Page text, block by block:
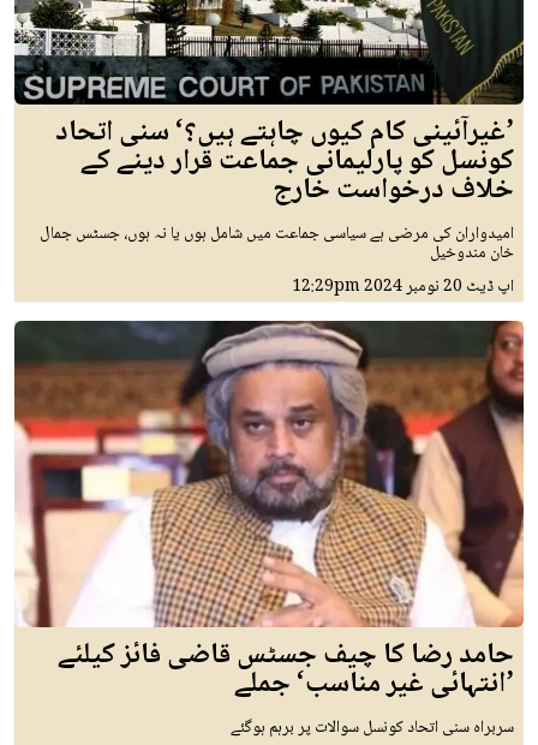
’غیرآئینی کام کیوں چاہتے ہیں؟‘ سنی اتحاد
کونسل کو پارلیمانی جماعت قرار دینے کے
خلاف درخواست خارج
امیدواران کی مرضی ہے سیاسی جماعت میں شامل ہوں یا نہ ہوں، جسٹس جمال
خان مندوخیل
اپ ڈیٹ 20 نومبر 2024 12:29pm
حامد رضا کا چیف جسٹس قاضی فائز کیلئے
’انتہائی غیر مناسب‘ جملے
سربراہ سنی اتحاد کونسل سوالات پر برہم ہوگئے